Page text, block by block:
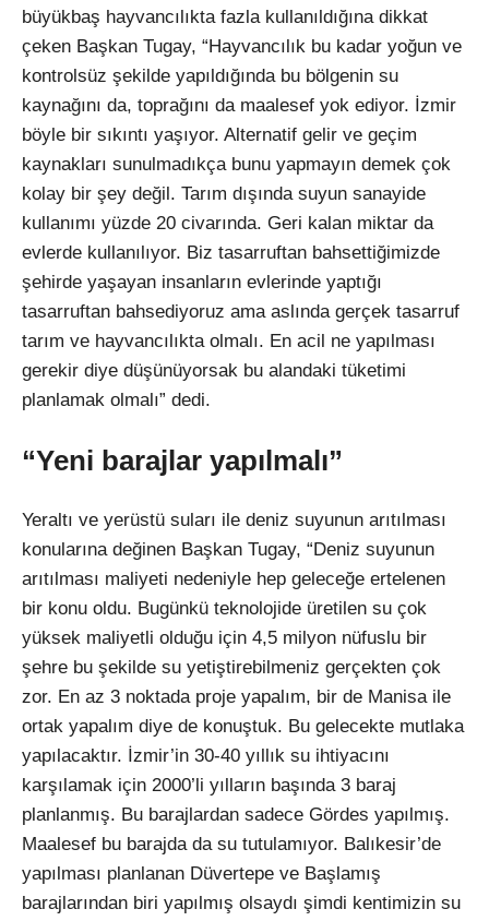
büyükbaş hayvancılıkta fazla kullanıldığına dikkat
çeken Başkan Tugay, “Hayvancılık bu kadar yoğun ve
kontrolsüz şekilde yapıldığında bu bölgenin su
kaynağını da, toprağını da maalesef yok ediyor. İzmir
böyle bir sıkıntı yaşıyor. Alternatif gelir ve geçim
kaynakları sunulmadıkça bunu yapmayın demek çok
kolay bir şey değil. Tarım dışında suyun sanayide
kullanımı yüzde 20 civarında. Geri kalan miktar da
evlerde kullanılıyor. Biz tasarruftan bahsettiğimizde
şehirde yaşayan insanların evlerinde yaptığı
tasarruftan bahsediyoruz ama aslında gerçek tasarruf
tarım ve hayvancılıkta olmalı. En acil ne yapılması
gerekir diye düşünüyorsak bu alandaki tüketimi
planlamak olmalı” dedi.
“Yeni barajlar yapılmalı”
Yeraltı ve yerüstü suları ile deniz suyunun arıtılması
konularına değinen Başkan Tugay, “Deniz suyunun
arıtılması maliyeti nedeniyle hep geleceğe ertelenen
bir konu oldu. Bugünkü teknolojide üretilen su çok
yüksek maliyetli olduğu için 4,5 milyon nüfuslu bir
şehre bu şekilde su yetiştirebilmeniz gerçekten çok
zor. En az 3 noktada proje yapalım, bir de Manisa ile
ortak yapalım diye de konuştuk. Bu gelecekte mutlaka
yapılacaktır. İzmir’in 30-40 yıllık su ihtiyacını
karşılamak için 2000’li yılların başında 3 baraj
planlanmış. Bu barajlardan sadece Gördes yapılmış.
Maalesef bu barajda da su tutulamıyor. Balıkesir’de
yapılması planlanan Düvertepe ve Başlamış
barajlarından biri yapılmış olsaydı şimdi kentimizin su